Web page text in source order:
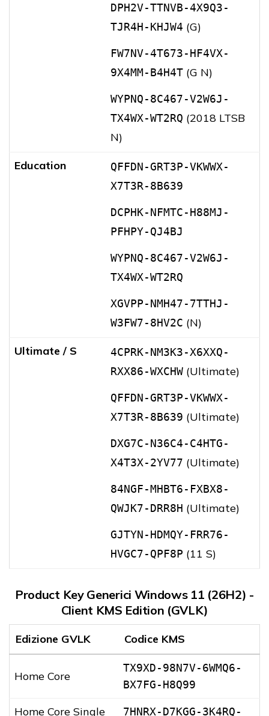
DPH2V-TTNVB-4X9Q3-
TJR4H-KHJW4 (G)
FW7NV-4T673-HF4VX-
9X4MM-B4H4T (G N)
WYPNQ-8C467-V2W6J-
TX4WX-WT2RQ (2018 LTSB
N)
Education
QFFDN-GRT3P-VKWWX-
X7T3R-8B639
DCPHK-NFMTC-H88MJ-
PFHPY-QJ4BJ
WYPNQ-8C467-V2W6J-
TX4WX-WT2RQ
XGVPP-NMH47-7TTHJ-
W3FW7-8HV2C (N)
Ultimate / S
4CPRK-NM3K3-X6XXQ-
RXX86-WXCHW (Ultimate)
QFFDN-GRT3P-VKWWX-
X7T3R-8B639 (Ultimate)
DXG7C-N36C4-C4HTG-
X4T3X-2YV77 (Ultimate)
84NGF-MHBT6-FXBX8-
QWJK7-DRR8H (Ultimate)
GJTYN-HDMQY-FRR76-
HVGC7-QPF8P (11 S)
Product Key Generici Windows 11 (26H2) -
Client KMS Edition (GVLK)
Edizione GVLK Codice KMS
Home Core
TX9XD-98N7V-6WMQ6-
BX7FG-H8Q99
Home Core Single 7HNRX-D7KGG-3K4RQ-